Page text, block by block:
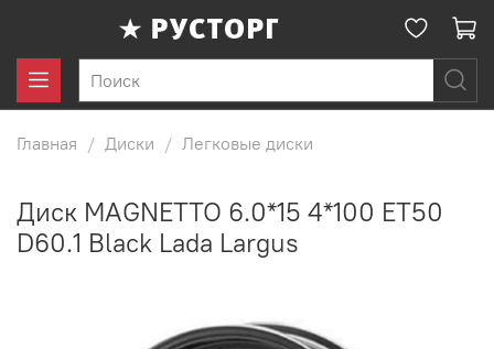
Главная Диски Легковые диски
Диск MAGNETTO 6.0*15 4*100 ET50
D60.1 Black Lada Largus